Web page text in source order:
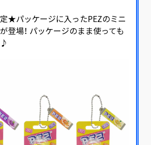
★パッケージに入ったPEZのミニ
登場！ パッケージのまま使っても